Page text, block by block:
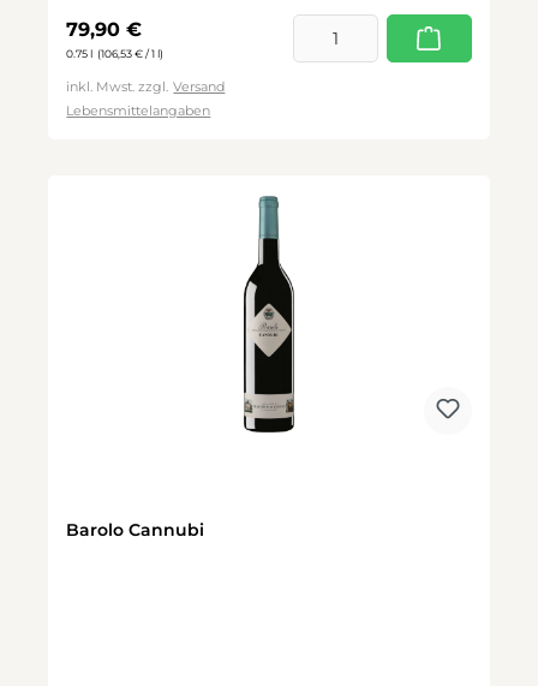
Regulärer Preis:
79,90 €
0.75 l (106,53 € / 1 l)
inkl. Mwst. zzgl. Versand
Lebensmittelangaben
Barolo Cannubi